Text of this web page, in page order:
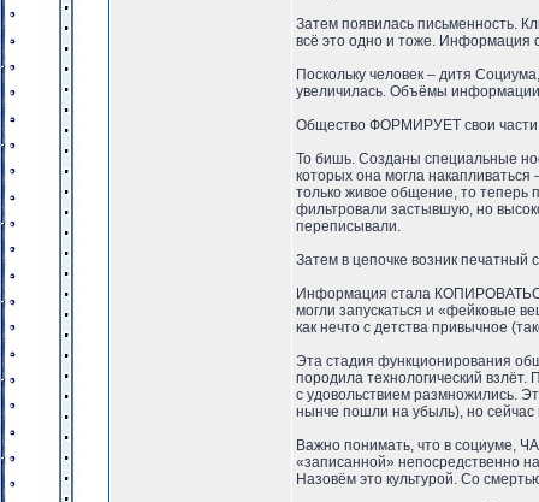
Затем появилась письменность.
всё это одно и тоже.
Поскольку человек – дитя
увеличилась. Объёмы
Общество ФОРМИРУЕТ свои части
То бишь. Созданы специальные
которых она могла
только живое общение, то теперь
фильтровали застывшую, но
переписывали.
Затем в цепочке возник
Информация стала
могли запускаться и «фейковые
как нечто с детства привычное
Эта стадия функционирования
породила технологический
с удовольствием размножились.
нынче пошли на убыль), но сейчас
Важно понимать, что в социуме,
«записанной» непосредственно
Назовём это культурой. Со